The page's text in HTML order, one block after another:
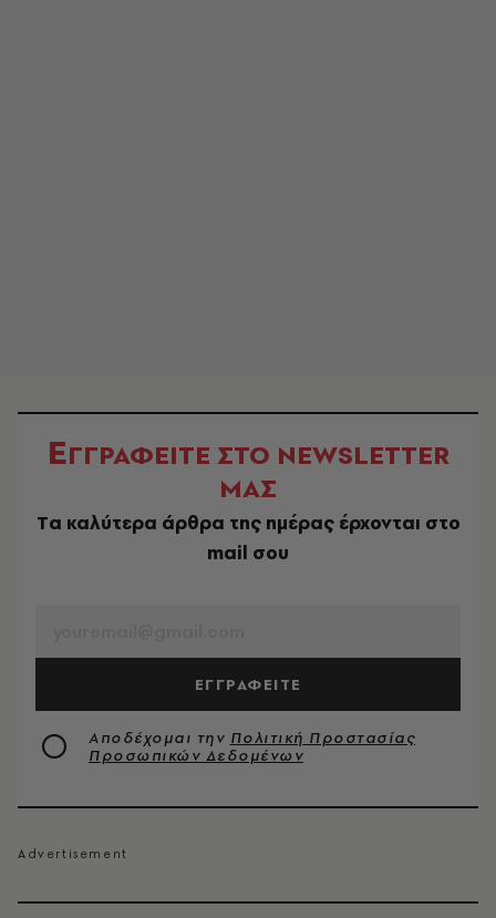
ΕΓΓΡΑΦΕΙΤΕ ΣΤΟ NEWSLETTER
ΜΑΣ
Tα καλύτερα άρθρα της ημέρας έρχονται στο
mail σου
ΕΓΓΡΑΦΕΙΤΕ
Αποδέχομαι την Πολιτική Προστασίας
Προσωπικών Δεδομένων